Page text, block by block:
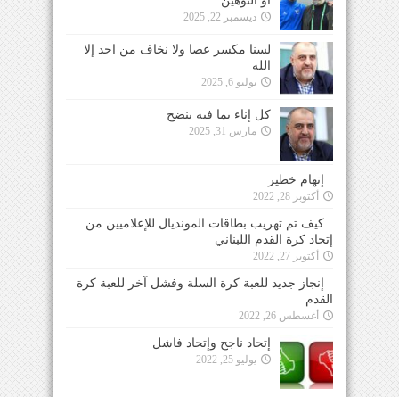
ديسمبر 22, 2025
لسنا مكسر عصا ولا نخاف من احد إلا
الله
يوليو 6, 2025
كل إناء بما فيه ينضح
مارس 31, 2025
إتهام خطير
أكتوبر 28, 2022
كيف تم تهريب بطاقات المونديال للإعلاميين من
إتحاد كرة القدم اللبناني
أكتوبر 27, 2022
إنجاز جديد للعبة كرة السلة وفشل آخر للعبة كرة
القدم
أغسطس 26, 2022
إتحاد ناجح وإتحاد فاشل
يوليو 25, 2022